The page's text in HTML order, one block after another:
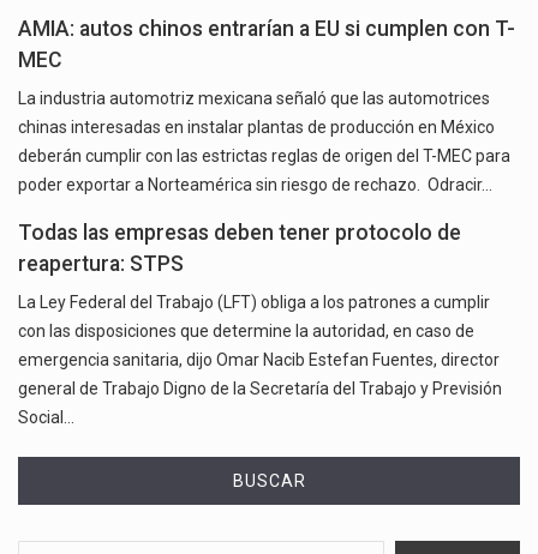
AMIA: autos chinos entrarían a EU si cumplen con T-
MEC
La industria automotriz mexicana señaló que las automotrices
chinas interesadas en instalar plantas de producción en México
deberán cumplir con las estrictas reglas de origen del T-MEC para
poder exportar a Norteamérica sin riesgo de rechazo. Odracir…
Todas las empresas deben tener protocolo de
reapertura: STPS
La Ley Federal del Trabajo (LFT) obliga a los patrones a cumplir
con las disposiciones que determine la autoridad, en caso de
emergencia sanitaria, dijo Omar Nacib Estefan Fuentes, director
general de Trabajo Digno de la Secretaría del Trabajo y Previsión
Social…
BUSCAR